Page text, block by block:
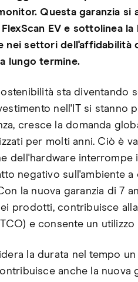
Questa garanzia si
EV e sottolinea
nei settori dell'affidabilità
lungo termine.
sta diventando
nell'IT si stanno
cresce la domanda
per molti anni. Ciò è
dell'hardware
negativo sull'ambiente
la nuova garanzia di 7
prodotti, contribuisce
e consente un utilizzo
la durata nel tempo
anche la nuova